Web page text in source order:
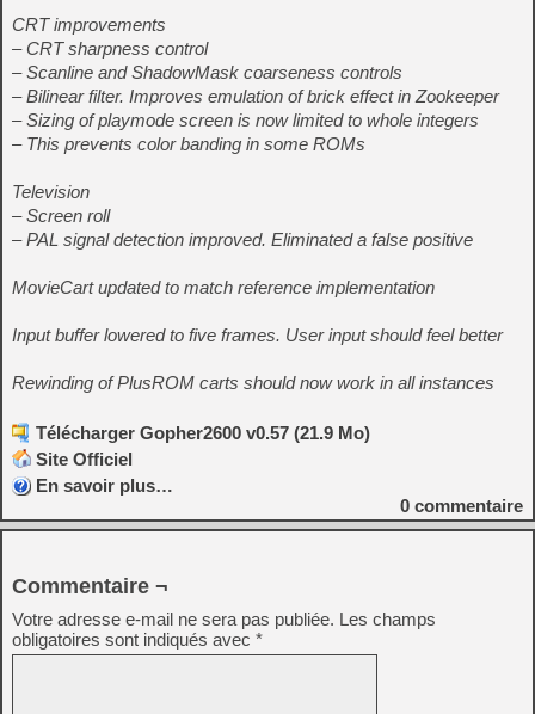
CRT improvements
– CRT sharpness control
– Scanline and ShadowMask coarseness controls
– Bilinear filter. Improves emulation of brick effect in Zookeeper
– Sizing of playmode screen is now limited to whole integers
– This prevents color banding in some ROMs
Television
– Screen roll
– PAL signal detection improved. Eliminated a false positive
MovieCart updated to match reference implementation
Input buffer lowered to five frames. User input should feel better
Rewinding of PlusROM carts should now work in all instances
Télécharger Gopher2600 v0.57 (21.9 Mo)
Site Officiel
En savoir plus…
0 commentaire
Commentaire ¬
Votre adresse e-mail ne sera pas publiée. Les champs
obligatoires sont indiqués avec *